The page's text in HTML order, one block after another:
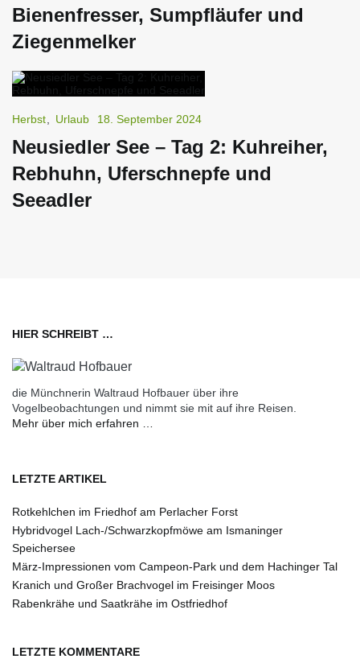
Bienenfresser, Sumpfläufer und
Ziegenmelker
Herbst Urlaub 18. September 2024
Neusiedler See – Tag 2: Kuhreiher,
Rebhuhn, Uferschnepfe und
Seeadler
HIER SCHREIBT …
die Münchnerin Waltraud Hofbauer über ihre
Vogelbeobachtungen und nimmt sie mit auf ihre Reisen.
Mehr über mich erfahren …
LETZTE ARTIKEL
Rotkehlchen im Friedhof am Perlacher Forst
Hybridvogel Lach-/Schwarzkopfmöwe am Ismaninger
Speichersee
März-Impressionen vom Campeon-Park und dem Hachinger Tal
Kranich und Großer Brachvogel im Freisinger Moos
Rabenkrähe und Saatkrähe im Ostfriedhof
LETZTE KOMMENTARE